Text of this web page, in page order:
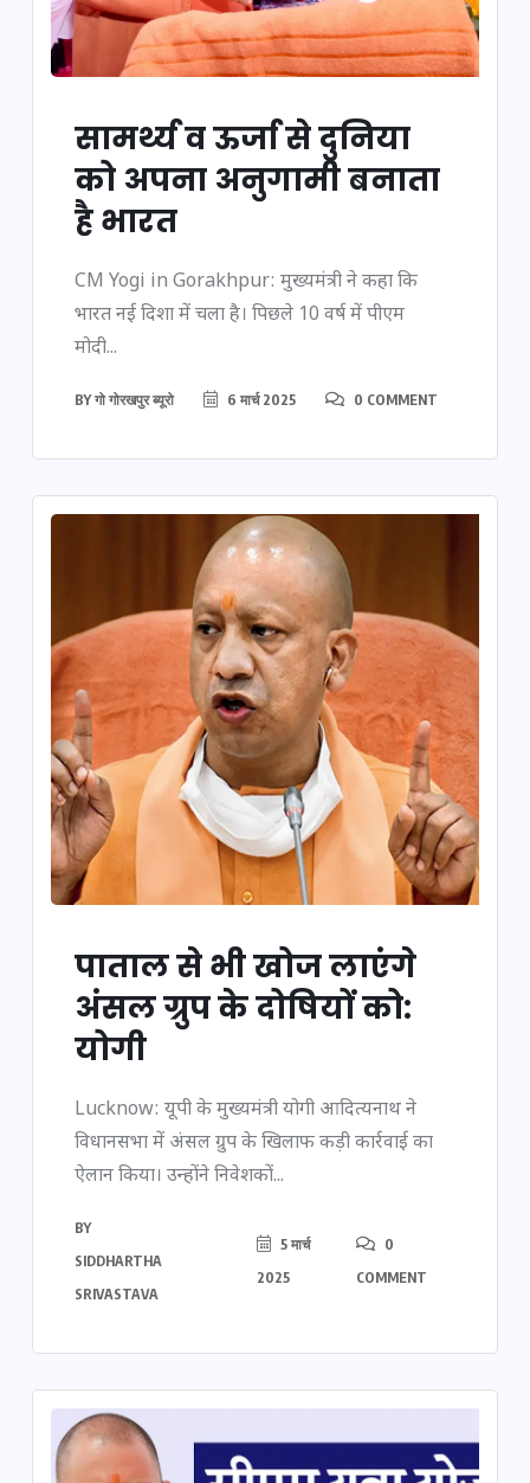
सामर्थ्य व ऊर्जा से दुनिया
को अपना अनुगामी बनाता
है भारत
CM Yogi in Gorakhpur: मुख्यमंत्री ने कहा कि
भारत नई दिशा में चला है। पिछले 10 वर्ष में पीएम
मोदी...
BYगो गोरखपुर ब्यूरो 6 मार्च 2025 0 COMMENT
पाताल से भी खोज लाएंगे
अंसल ग्रुप के दोषियों को:
योगी
Lucknow: यूपी के मुख्यमंत्री योगी आदित्यनाथ ने
विधानसभा में अंसल ग्रुप के खिलाफ कड़ी कार्रवाई का
ऐलान किया। उन्होंने निवेशकों...
BY
SIDDHARTHA
SRIVASTAVA
5 मार्च
2025
0
COMMENT